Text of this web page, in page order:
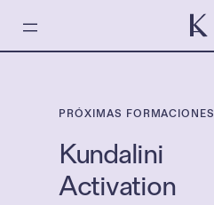
PRÓXIMAS FORMACIONES
Kundalini
Activation